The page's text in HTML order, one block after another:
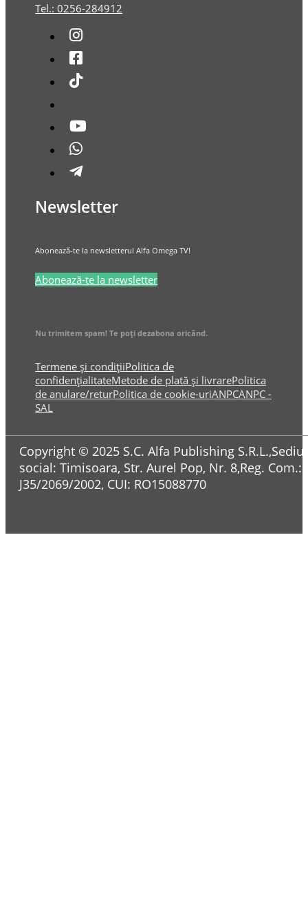
Tel.: 0256-284912
Newsletter
Abonează-te la newsletterul Alfa Omega TV!
Abonează-te la newsletter
Nu trimitem spam! Te poți dezabona oricând.
Termene și condițiiPolitica de
confidențialitateMetode de plată și livrarePolitica
de anulare/returPolitica de cookie-uriANPCANPC -
SAL
Copyright © 2025 S.C. Alfa Publishing S.R.L.,Sediul
social: Timisoara, Str. Aurel Pop, Nr. 8,Reg. Com.:
J35/2069/2002, CUI: RO15088770